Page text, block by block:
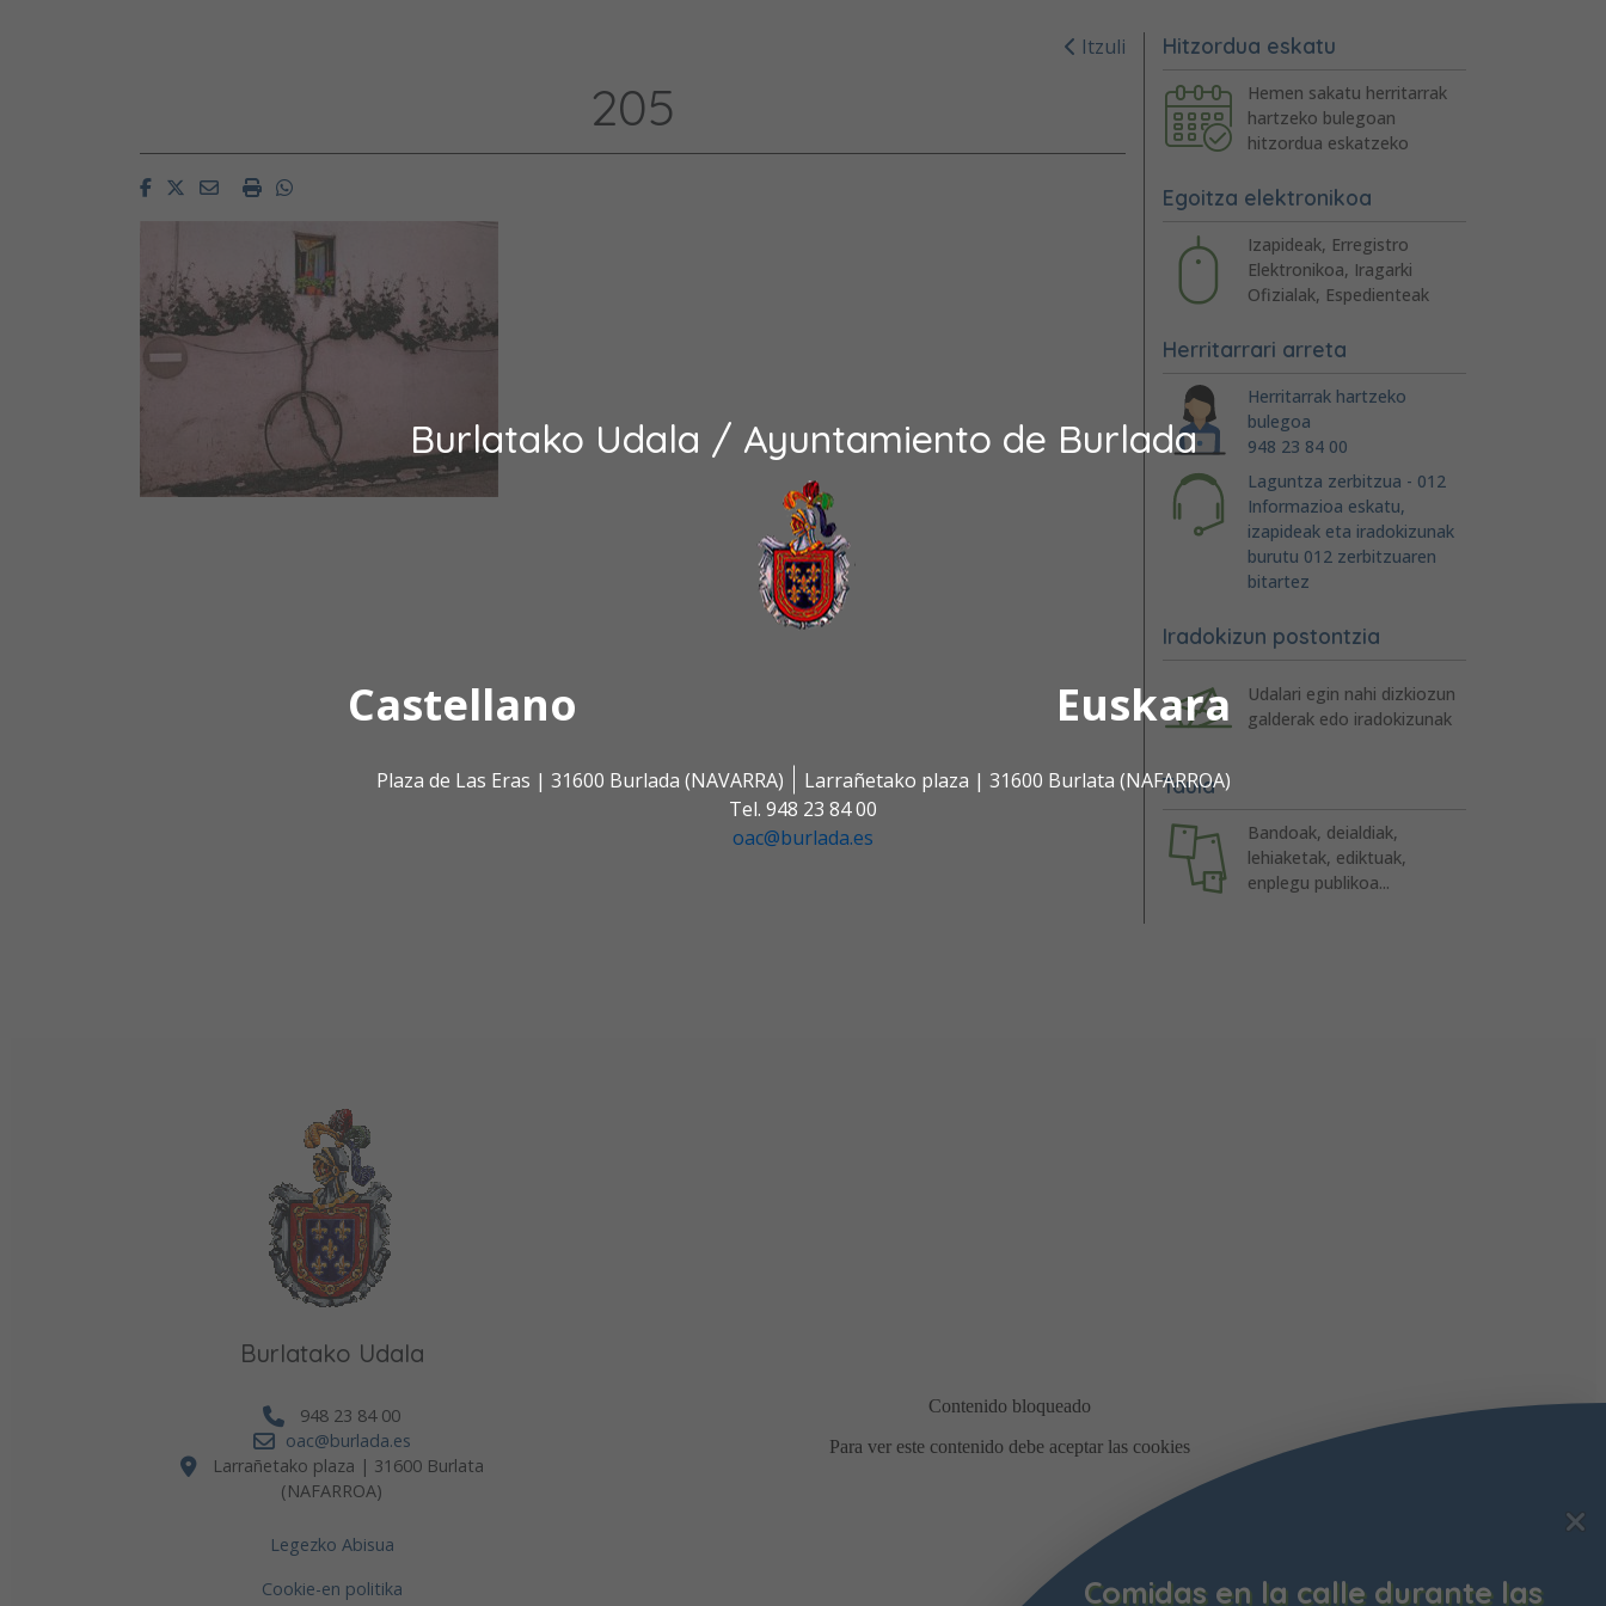
Burlatako Udala / Ayuntamiento de Burlada
Castellano Euskara
Plaza de Las Eras | 31600 Burlada (NAVARRA)
Larrañetako plaza | 31600 Burlata (NAFARROA)
Tel. 948 23 84 00
oac@burlada.es
Comidas en la calle durante las
Itzuli
205
FacebookTwitterEmailImprimirWhatsapp
Hitzordua eskatu
Hemen sakatu herritarrak
hartzeko bulegoan
hitzordua eskatzeko
Egoitza elektronikoa
Izapideak, Erregistro
Elektronikoa, Iragarki
Ofizialak, Espedienteak
Herritarrari arreta
Herritarrak hartzeko
bulegoa
948 23 84 00
Laguntza zerbitzua - 012
Informazioa eskatu,
izapideak eta iradokizunak
burutu 012 zerbitzuaren
bitartez
Iradokizun postontzia
Udalari egin nahi dizkiozun
galderak edo iradokizunak
Taula
Bandoak, deialdiak,
lehiaketak, ediktuak,
enplegu publikoa...
Burlatako Udala
948 23 84 00
oac@burlada.es
Larrañetako plaza | 31600 Burlata
(NAFARROA)
Legezko Abisua
Cookie-en politika